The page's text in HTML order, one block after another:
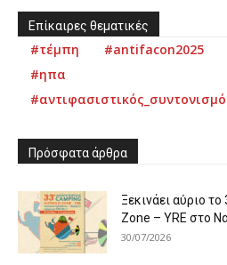
Επίκαιρες θεματικές
#τέμπη #antifacon2025
#ηπα
Πρόσφατα άρθρα
Ξεκινάει αύριο
Zone – YRE στο
30/07/2026